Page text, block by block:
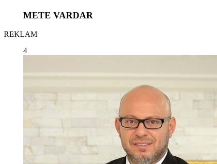
METE VARDAR
REKLAM
4